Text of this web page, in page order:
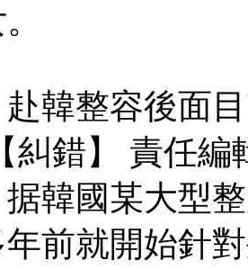
整容後面目
糾錯】 責任編
國某大型整
前就開始針